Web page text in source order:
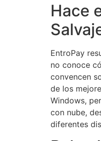
Hace
EntroPay
no conoce
convencen
de los
Windows,
con nube,
diferentes